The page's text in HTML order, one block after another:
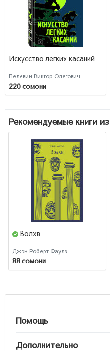
Искусство легких касаний
Пелевин Виктор Олегович
220 сомони
Рекомендуемые книги
Волхв
Джон Роберт Фаулз
88 сомони
Помощь
Дополнительно